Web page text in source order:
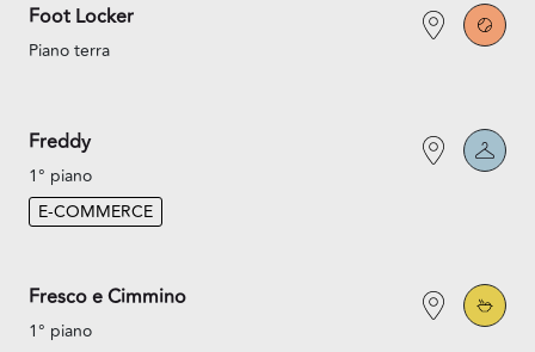
Foot Locker
Piano terra
Freddy
1° piano
E-COMMERCE
Fresco e Cimmino
1° piano